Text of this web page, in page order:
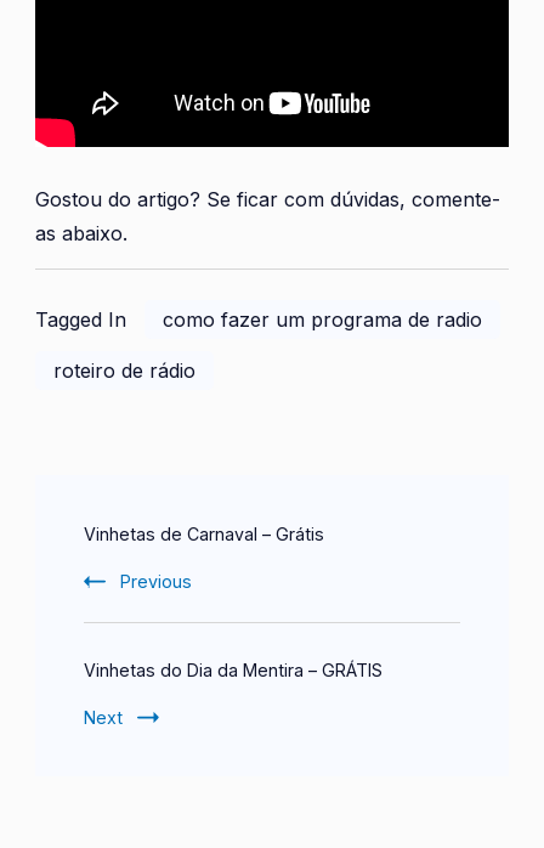
Gostou do artigo? Se ficar com dúvidas, comente-
as abaixo.
Tagged In como fazer um programa de radio
roteiro de rádio
Navigation
Vinhetas de Carnaval – Grátis
Previous
Vinhetas do Dia da Mentira – GRÁTIS
Next